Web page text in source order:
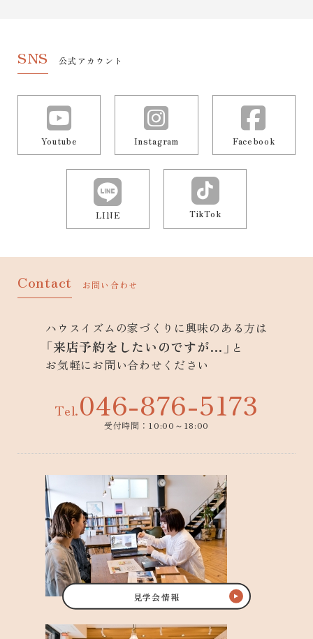
SNS 公式アカウント
Youtube Instagram Facebook
LINE TikTok
Contact お問い合わせ
ハウスイズムの家づくりに興味のある方は
「来店予約をしたいのですが…」 と
お気軽にお問い合わせください
Tel.046-876-5173
受付時間：10:00～18:00
見学会情報